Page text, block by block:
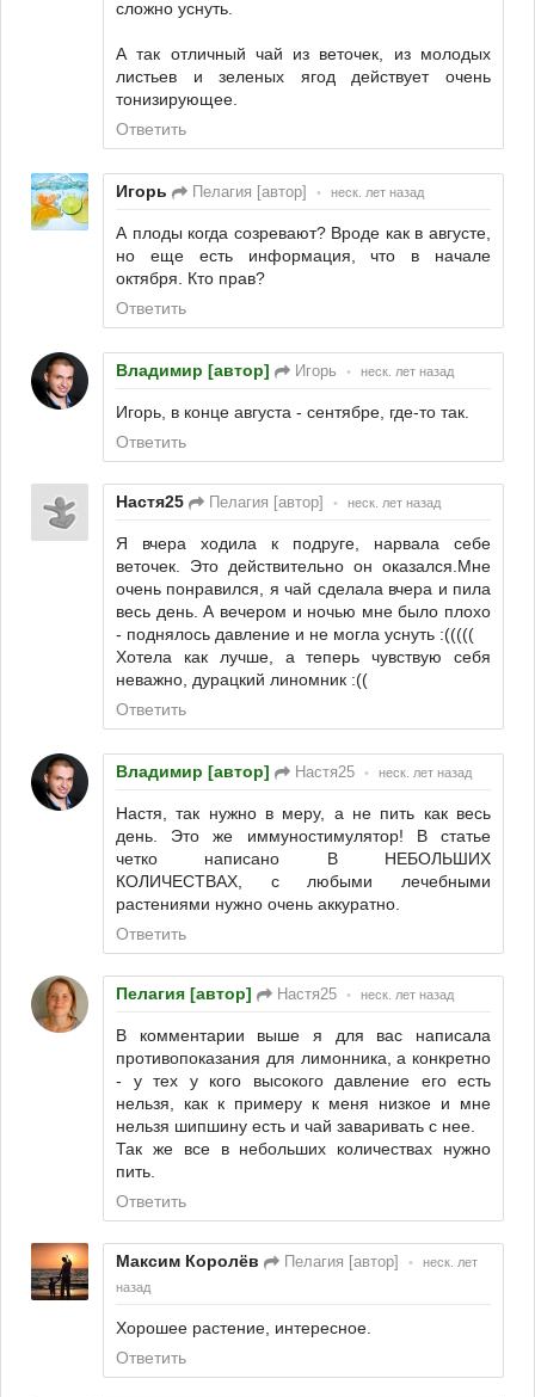
сложно уснуть.
А так отличный чай из веточек, из молодых
листьев и зеленых ягод действует очень
тонизирующее.
Ответить
Игорь Пелагия [автор] • неск. лет назад
А плоды когда созревают? Вроде как в августе,
но еще есть информация, что в начале
октября. Кто прав?
Ответить
Владимир [автор] Игорь • неск. лет назад
Игорь, в конце августа - сентябре, где-то так.
Ответить
Настя25 Пелагия [автор] • неск. лет назад
Я вчера ходила к подруге, нарвала себе
веточек. Это действительно он оказался.Мне
очень понравился, я чай сделала вчера и пила
весь день. А вечером и ночью мне было плохо
- поднялось давление и не могла уснуть :(((((
Хотела как лучше, а теперь чувствую себя
неважно, дурацкий линомник :((
Ответить
Владимир [автор] Настя25 • неск. лет назад
Настя, так нужно в меру, а не пить как весь
день. Это же иммуностимулятор! В статье
четко написано В НЕБОЛЬШИХ
КОЛИЧЕСТВАХ, с любыми лечебными
растениями нужно очень аккуратно.
Ответить
Пелагия [автор] Настя25 • неск. лет назад
В комментарии выше я для вас написала
противопоказания для лимонника, а конкретно
- у тех у кого высокого давление его есть
нельзя, как к примеру к меня низкое и мне
нельзя шипшину есть и чай заваривать с нее.
Так же все в небольших количествах нужно
пить.
Ответить
Максим Королёв Пелагия [автор] •
неск. лет
назад
Хорошее растение, интересное.
Ответить